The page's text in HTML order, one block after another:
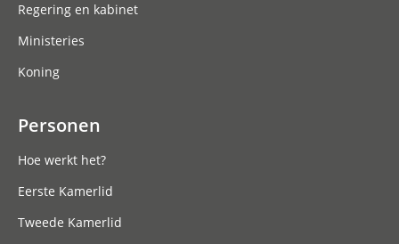
Regering en kabinet
Ministeries
Koning
Personen
Hoe werkt het?
Eerste Kamerlid
Tweede Kamerlid